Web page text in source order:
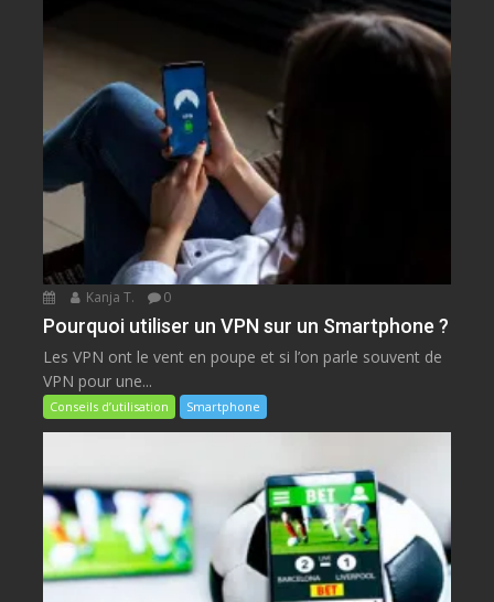
Kanja T. 0
Pourquoi utiliser un VPN sur un Smartphone ?
Les VPN ont le vent en poupe et si l’on parle souvent de
VPN pour une...
Conseils d’utilisation Smartphone